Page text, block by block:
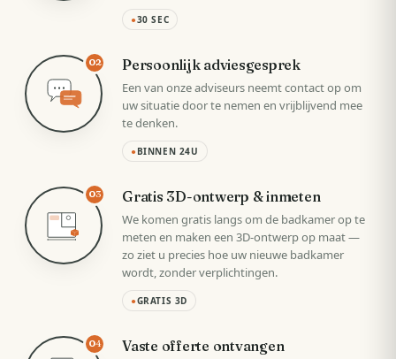
●30 SEC
02 Persoonlijk adviesgesprek
Een van onze adviseurs neemt contact op om
uw situatie door te nemen en vrijblijvend mee
te denken.
● BINNEN 24U
03 Gratis 3D-ontwerp & inmeten
We komen gratis langs om de badkamer op te
meten en maken een 3D-ontwerp op maat —
zo ziet u precies hoe uw nieuwe badkamer
wordt, zonder verplichtingen.
●GRATIS 3D
04 Vaste offerte ontvangen